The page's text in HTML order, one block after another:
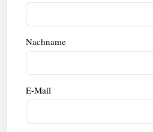
Nachname
E-Mail